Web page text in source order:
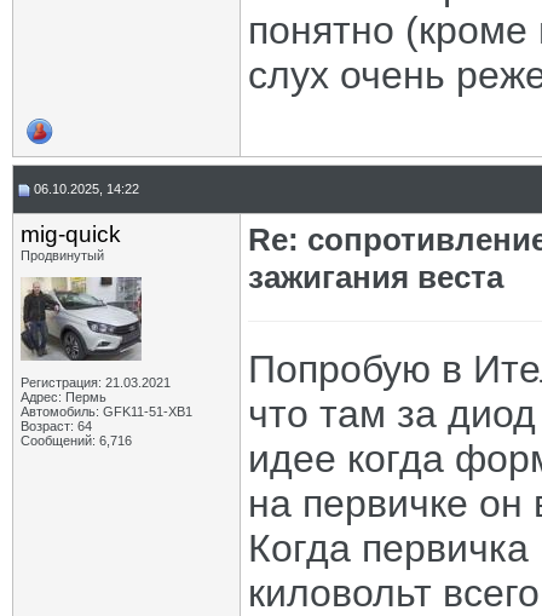
понятно
слух очень
06.10.2025, 14:22
mig-quick
Продвинутый
Регистрация: 21.03.2021
Адрес: Пермь
Автомобиль: GFK11-51-ХВ1
Возраст: 64
Сообщений: 6,716
Re:
зажигания веста
Попробую в
что там за
идее когда
на первичке он
Когда
киловольт